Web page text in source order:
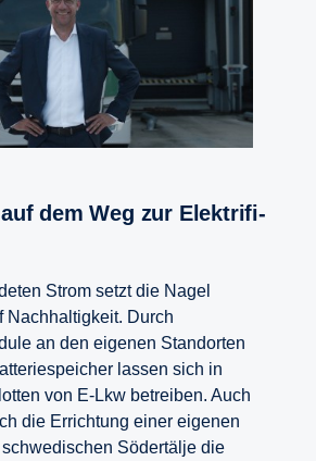
Strom setzt die Nagel
Nachhaltigkeit. Durch
an den eigenen Standorten
lassen sich in
von E-Lkw betreiben. Auch
die Errichtung einer eigenen
Södertälje die